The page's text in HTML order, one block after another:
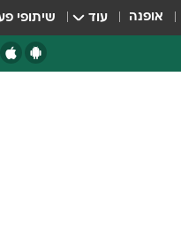
אופנה עוד שיתופי